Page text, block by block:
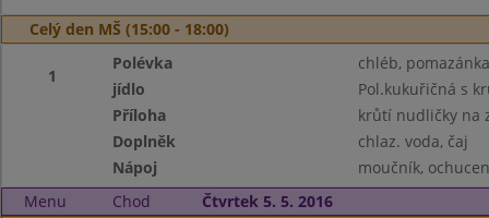
Celý den MŠ (15:00 - 18:00)
1
Polévka
chléb,
jídlo
Pol.kukuřičná s
Příloha
krůtí nudličky na
Doplněk
chlaz. voda, čaj
Nápoj
moučník,
Menu
Chod
Čtvrtek 5. 5. 2016